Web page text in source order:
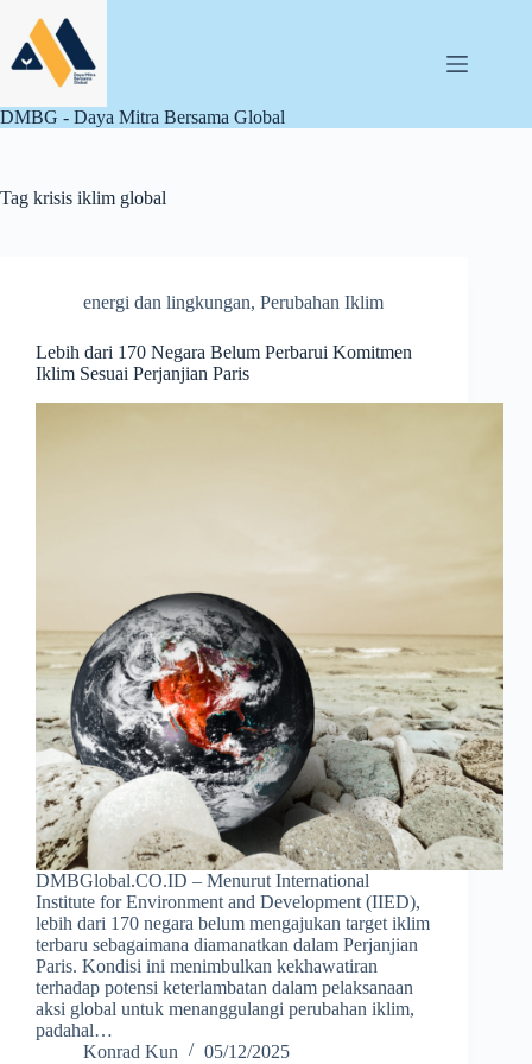
content
DMBG - Daya Mitra Bersama Global
Tag krisis iklim global
energi dan lingkungan, Perubahan Iklim
Lebih dari 170 Negara Belum Perbarui Komitmen
Iklim Sesuai Perjanjian Paris
DMBGlobal.CO.ID – Menurut International
Institute for Environment and Development (IIED),
lebih dari 170 negara belum mengajukan target iklim
terbaru sebagaimana diamanatkan dalam Perjanjian
Paris. Kondisi ini menimbulkan kekhawatiran
terhadap potensi keterlambatan dalam pelaksanaan
aksi global untuk menanggulangi perubahan iklim,
padahal…
Konrad Kun
05/12/2025